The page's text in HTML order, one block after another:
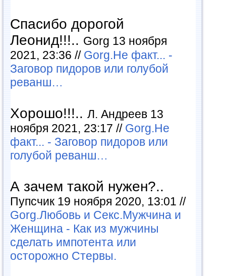
Спасибо дорогой
Леонид!!!.. Gorg 13 ноября
2021, 23:36 // Gorg.Не факт... -
Заговор пидоров или голубой
реванш…
Хорошо!!!.. Л. Андреев 13
ноября 2021, 23:17 // Gorg.Не
факт... - Заговор пидоров или
голубой реванш…
А зачем такой нужен?..
Пупсчик 19 ноября 2020, 13:01 //
Gorg.Любовь и Секс.Мужчина и
Женщина - Как из мужчины
сделать импотента или
осторожно Стервы.